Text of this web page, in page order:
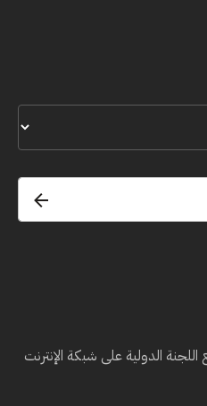
الدولية على شبكة الإنترنت